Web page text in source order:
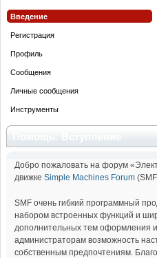
Введение
Регистрация
Профиль
Сообщения
Личные сообщения
Инструменты
Добро пожаловать на форум
движкеSimple Machines Forum
SMF очень гибкий программный
набором встроенных функций и
дополнительных тем оформления
администраторам возможность
собственным предпочтениям.